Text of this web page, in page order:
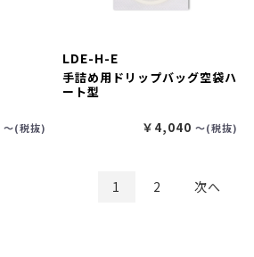
〜(税抜)
LDE-H-E
手詰め用ドリップバッグ空袋ハ
ート型
￥4,040 〜(税抜)
1 2 次へ